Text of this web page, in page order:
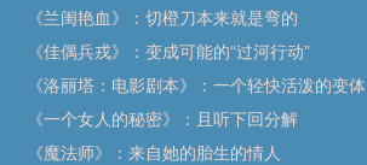
《兰闺艳血》：切橙刀本来就是弯的
《佳偶兵戎》：变成可能的“过河行动”
《洛丽塔：电影剧本》：一个轻快活泼的变体
《一个女人的秘密》：且听下回分解
《魔法师》：来自她的胎生的情人